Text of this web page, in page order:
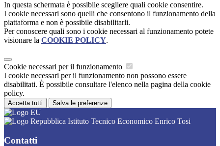
In questa schermata è possibile scegliere quali cookie consentire.
I cookie necessari sono quelli che consentono il funzionamento della
piattaforma e non è possibile disabilitarli.
Per conoscere quali sono i cookie necessari al funzionamento potete
visionare la COOKIE POLICY.
Cookie necessari per il funzionamento
I cookie necessari per il funzionamento non possono essere
disabilitati. È possibile consultare l'elenco nella pagina della cookie
policy.
Accetta tutti Salva le preferenze
Istituto Tecnico Economico Enrico Tosi
Contatti